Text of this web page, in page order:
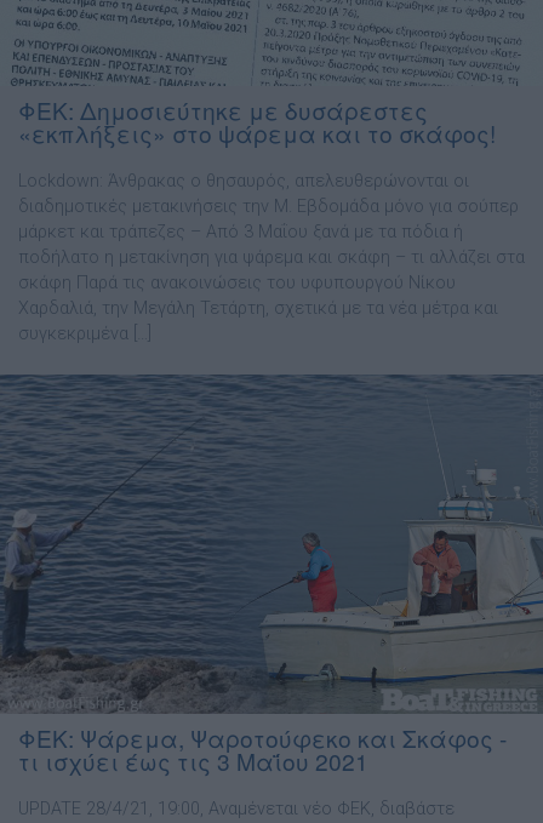
ΦΕΚ: Δημοσιεύτηκε με δυσάρεστες
«εκπλήξεις» στο ψάρεμα και το σκάφος!
Lockdown: Άνθρακας ο θησαυρός, απελευθερώνονται οι
διαδημοτικές μετακινήσεις την Μ. Εβδομάδα μόνο για σούπερ
μάρκετ και τράπεζες – Από 3 Μαΐου ξανά με τα πόδια ή
ποδήλατο η μετακίνηση για ψάρεμα και σκάφη – τι αλλάζει στα
σκάφη Παρά τις ανακοινώσεις του υφυπουργού Νίκου
Χαρδαλιά, την Μεγάλη Τετάρτη, σχετικά με τα νέα μέτρα και
συγκεκριμένα […]
ΦΕΚ: Ψάρεμα, Ψαροτούφεκο και Σκάφος -
τι ισχύει έως τις 3 Μαΐου 2021
UPDATE 28/4/21, 19:00, Αναμένεται νέο ΦΕΚ, διαβάστε